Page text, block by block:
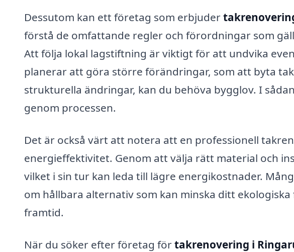
Dessutom kan ett företag som erbjuder
förstå de omfattande regler och förordningar som
Att följa lokal lagstiftning är viktigt för att undvika
planerar att göra större förändringar, som att byta
strukturella ändringar, kan du behöva bygglov. I
genom processen.
Det är också värt att notera att en professionell
energieffektivitet. Genom att välja rätt material och
vilket i sin tur kan leda till lägre energikostnader.
om hållbara alternativ som kan minska ditt
framtid.
När du söker efter företag förtakrenovering i